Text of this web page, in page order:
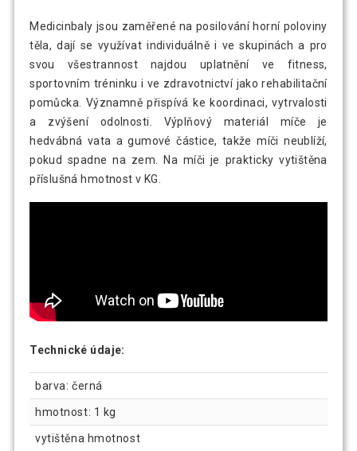
Gorilla Sports Sada kožených
medicinbalů, 15 kg, černý
3 570 Kč
Gorilla Sports Sada kožených
medicinbalů, 55 kg, černý
8 173 Kč
Gorilla Sports Sada kožených
medicinbalů, 6 kg, černý
Medicinbaly jsou zaměřené na posilování horní poloviny
těla, dají se využívat individuálně i ve skupinách a pro
svou všestrannost najdou uplatnění ve fitness,
sportovním tréninku i ve zdravotnictví jako rehabilitační
pomůcka. Významně přispívá ke koordinaci, vytrvalosti
a zvýšení odolnosti. Výplňový materiál míče je
hedvábná vata a gumové částice, takže míči neublíží,
pokud spadne na zem. Na míči je prakticky vytištěna
příslušná hmotnost v KG.
Technické údaje:
barva: černá
hmotnost: 1 kg
vytištěna hmotnost